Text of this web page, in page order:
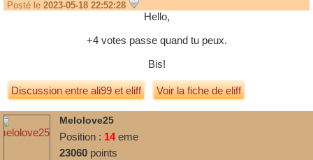
Posté le 2023-05-18 22:52:28
Hello,
+4 votes passe quand tu peux.
Bis!
Discussion entreali99eteliff Voir la fiche de eliff
Melolove25
Position : 14eme
23060 points